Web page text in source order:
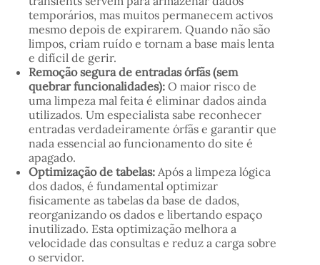
temporários, mas muitos permanecem activos
mesmo depois de expirarem. Quando não são
limpos, criam ruído e tornam a base mais lenta
e difícil de gerir.
Remoção segura de entradas órfãs (sem
quebrar funcionalidades): O maior risco de
uma limpeza mal feita é eliminar dados ainda
utilizados. Um especialista sabe reconhecer
entradas verdadeiramente órfãs e garantir que
nada essencial ao funcionamento do site é
apagado.
Optimização de tabelas: Após a limpeza lógica
dos dados, é fundamental optimizar
fisicamente as tabelas da base de dados,
reorganizando os dados e libertando espaço
inutilizado. Esta optimização melhora a
velocidade das consultas e reduz a carga sobre
o servidor.